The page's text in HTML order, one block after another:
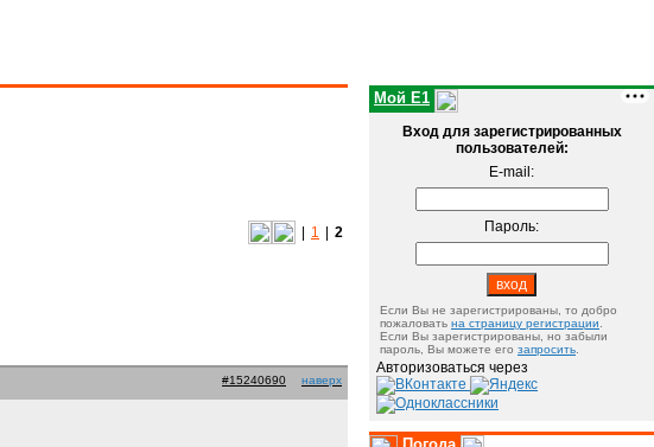
1 2
#15240690 наверх
Мой E1
Вход для зарегистрированных
пользователей:
E-mail:
Пароль:
Если Вы не зарегистрированы, то добро
пожаловать на страницу регистрации
Если Вы зарегистрированы, но забыли
пароль, Вы можете его запросить
Авторизоваться через